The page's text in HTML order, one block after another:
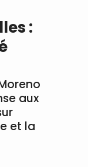
:
aux
et la